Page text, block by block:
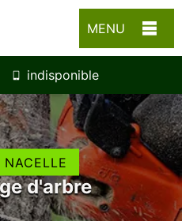
MENU
indisponible
d'arbre